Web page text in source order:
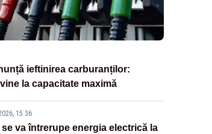
ieftinirea carburanților:
la capacitate maximă
15:36
va întrerupe energia electrică la